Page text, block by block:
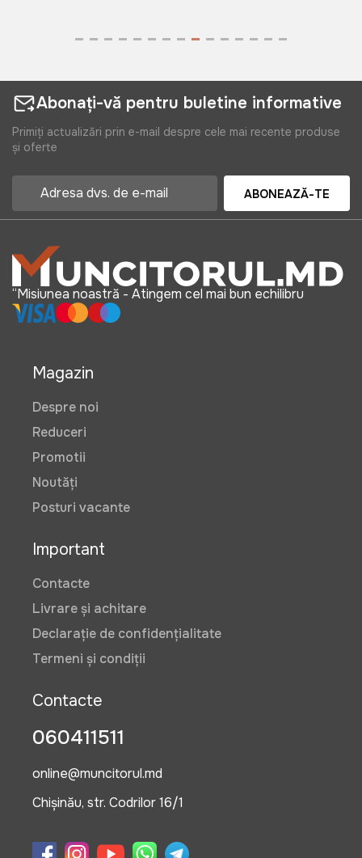
Abonați-vă pentru buletine informative
Primiți actualizări prin e-mail despre cele mai recente produse
și oferte
ABONEAZĂ-TE
“Misiunea noastră - Atingem cel mai bun echilibru
Magazin
Despre noi
Reduceri
Promotii
Noutăți
Posturi vacante
Important
Contacte
Livrare și achitare
Declarație de confidențialitate
Termeni și condiții
Contacte
060411511
online@muncitorul.md
Chișinău, str. Codrilor 16/1